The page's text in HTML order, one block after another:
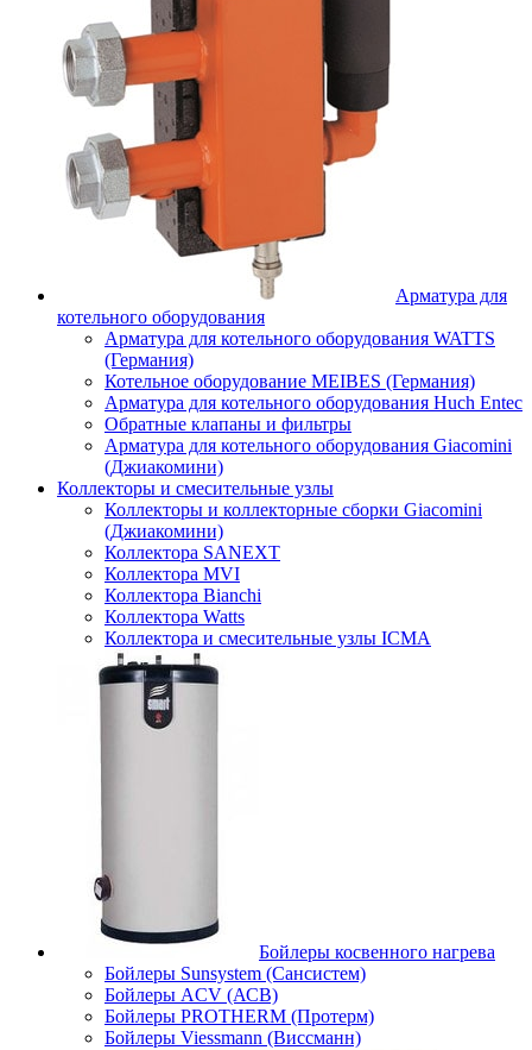
Арматура для
котельного оборудования
Арматура для котельного оборудования WATTS
(Германия)
Котельное оборудование MEIBES (Германия)
Арматура для котельного оборудования Huch Entec
Обратные клапаны и фильтры
Арматура для котельного оборудования Giacomini
(Джиакомини)
Коллекторы и смесительные узлы
Коллекторы и коллекторные сборки Giacomini
(Джиакомини)
Коллектора SANEXT
Коллектора MVI
Коллектора Bianchi
Коллектора Watts
Коллектора и смесительные узлы ICMA
Бойлеры косвенного нагрева
Бойлеры Sunsystem (Сансистем)
Бойлеры ACV (АСВ)
Бойлеры PROTHERM (Протерм)
Бойлеры Viessmann (Виссманн)